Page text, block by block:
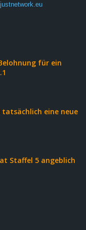
für ein
eine neue
Staffel 5 angeblich